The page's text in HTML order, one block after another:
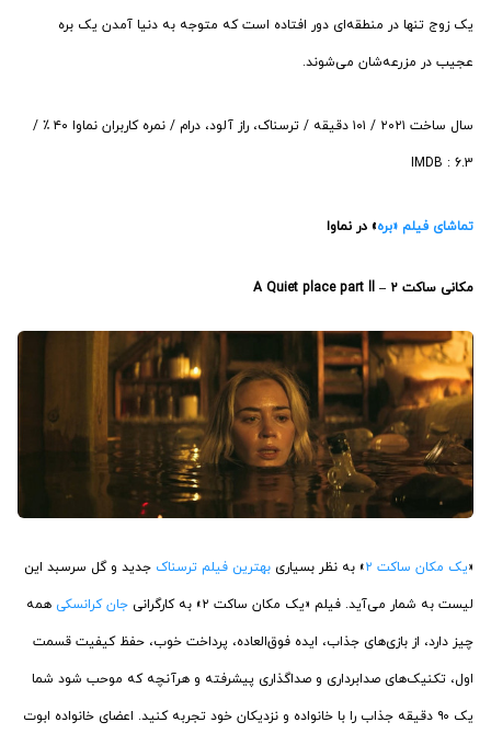
یک زوج تنها در منطقه‌ای دور افتاده است که متوجه به دنیا آمدن یک بره
عجیب در مزرعه‌شان می‌شوند.
سال ساخت ۲۰۲۱ / ۱۰۱ دقیقه / ترسناک، راز آلود، درام / نمره کاربران نماوا ۴۰ ٪ /
IMDB : 6.3
تماشای فیلم «بره» در نماوا
مکانی ساکت ۲ – A Quiet place part ll
«یک مکان ساکت ۲ » به نظر بسیاری بهترین فیلم ترسناک جدید و گل سرسبد این
لیست به شمار می‌آید. فیلم «یک مکان ساکت ۲» به کارگرانی جان کرانسکی همه
چیز دارد، از بازی‌های جذاب، ایده فوق‌العاده، پرداخت خوب، حفظ کیفیت قسمت
اول، تکنیک‌های صدابرداری و صداگذاری پیشرفته و هرآنچه که موحب شود شما
یک ۹۰ دقیقه جذاب را با خانواده و نزدیکان خود تجربه کنید. اعضای خانواده ابوت